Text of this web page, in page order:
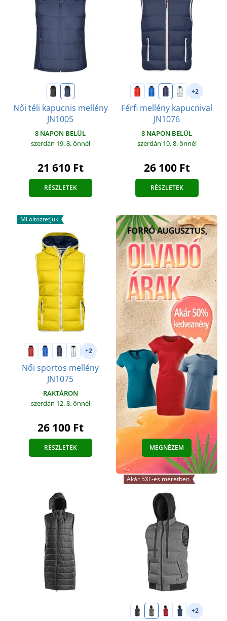
Női téli kapucnis mellény
JN1005
8 NAPON BELÜL
szerdán 19. 8.önnél
21 610 Ft
RÉSZLETEK
+2
Férfi mellény kapucnival
JN1076
8 NAPON BELÜL
szerdán 19. 8.önnél
26 100 Ft
RÉSZLETEK
Mi öltöztetjük
+2
Női sportos mellény
JN1075
RAKTÁRON
szerdán 12. 8.önnél
26 100 Ft
RÉSZLETEK MEGNÉZEM
Akár 5XL-es méretben
+2